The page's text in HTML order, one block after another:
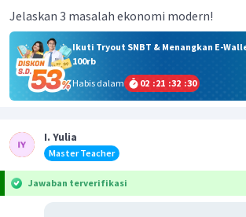
Jelaskan 3 masalah ekonomi modern!
Ikuti Tryout SNBT & Menangkan E-
100rb
Habis dalam
02 :21 :32 :30
I. Yulia
Master Teacher
Jawaban terverifikasi